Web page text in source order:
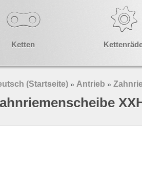
Ketten
(Startseite) » Antrieb »